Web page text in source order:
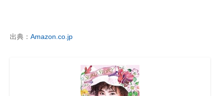
出典： Amazon.co.jp